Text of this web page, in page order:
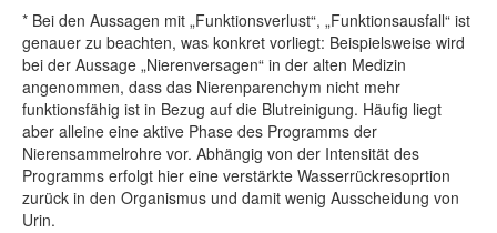
* Bei den Aussagen mit „Funktionsverlust“, „Funktionsausfall“ ist
genauer zu beachten, was konkret vorliegt: Beispielsweise wird
bei der Aussage „Nierenversagen“ in der alten Medizin
angenommen, dass das Nierenparenchym nicht mehr
funktionsfähig ist in Bezug auf die Blutreinigung. Häufig liegt
aber alleine eine aktive Phase des Programms der
Nierensammelrohre vor. Abhängig von der Intensität des
Programms erfolgt hier eine verstärkte Wasserrückresoprtion
zurück in den Organismus und damit wenig Ausscheidung von
Urin.